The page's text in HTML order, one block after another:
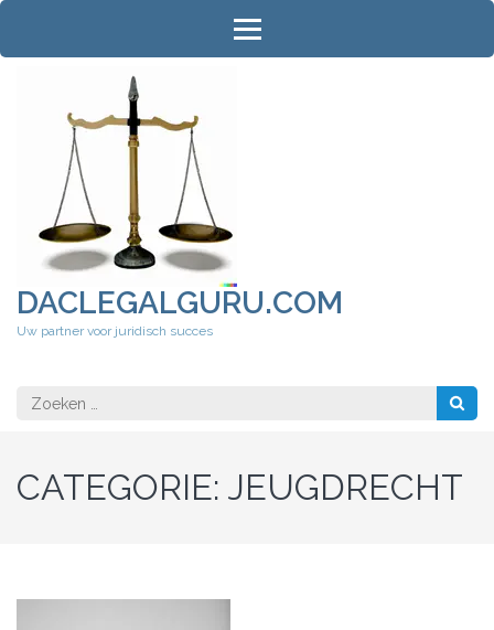
Ga
inhoud
DACLEGALGURU.COM
Uw partner voor juridisch succes
Zoeken
naar:
CATEGORIE: JEUGDRECHT